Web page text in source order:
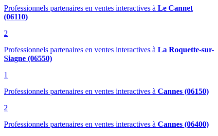
Professionnels partenaires en ventes interactives à Le Cannet
(06110)
2
Professionnels partenaires en ventes interactives à La Roquette-sur-
Siagne (06550)
1
Professionnels partenaires en ventes interactives à Cannes (06150)
2
Professionnels partenaires en ventes interactives à Cannes (06400)